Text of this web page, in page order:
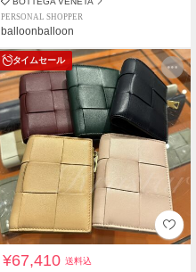
PERSONAL SHOPPER
balloonballoon
タイムセール
¥67,410送料込